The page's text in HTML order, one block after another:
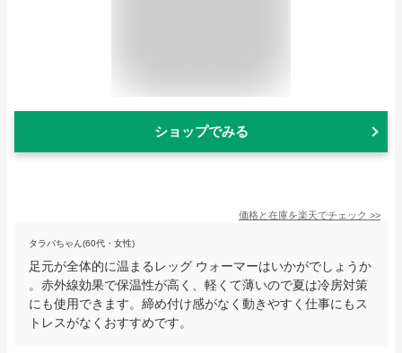
ショップでみる
価格と在庫を楽天でチェック >>
タラバちゃん(60代・女性)
足元が全体的に温まるレッグ ウォーマーはいかがでしょうか
。赤外線効果で保温性が高く、軽くて薄いので夏は冷房対策
にも使用できます。締め付け感がなく動きやすく仕事にもス
トレスがなくおすすめです。